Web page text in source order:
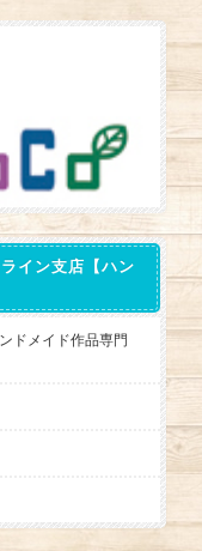
イン支店【ハン
ドメイド作品専門